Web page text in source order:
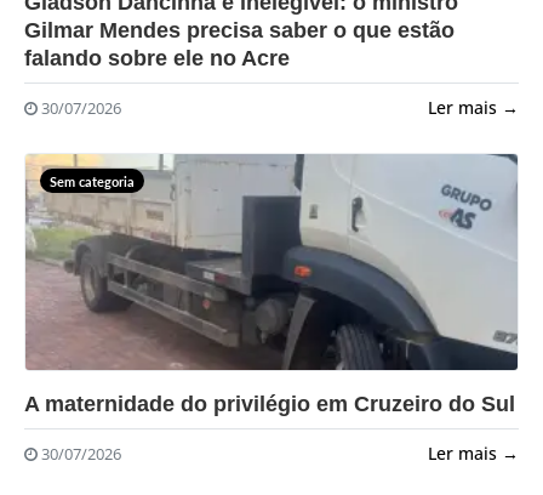
Gilmar Mendes precisa saber o que estão
falando sobre ele no Acre
30/07/2026 Ler mais →
Sem categoria
?>
A maternidade do privilégio em Cruzeiro do Sul
30/07/2026 Ler mais →